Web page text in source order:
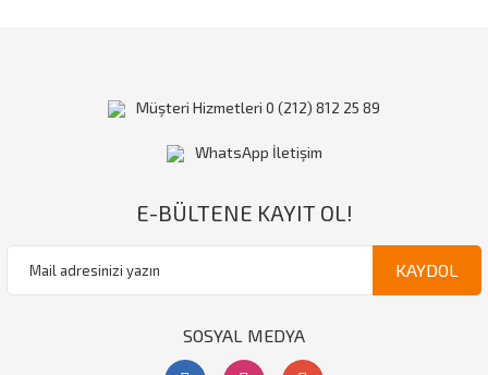
Müşteri Hizmetleri 0 (212) 812 25 89
WhatsApp İletişim
E-BÜLTENE KAYIT OL!
KAYDOL
SOSYAL MEDYA